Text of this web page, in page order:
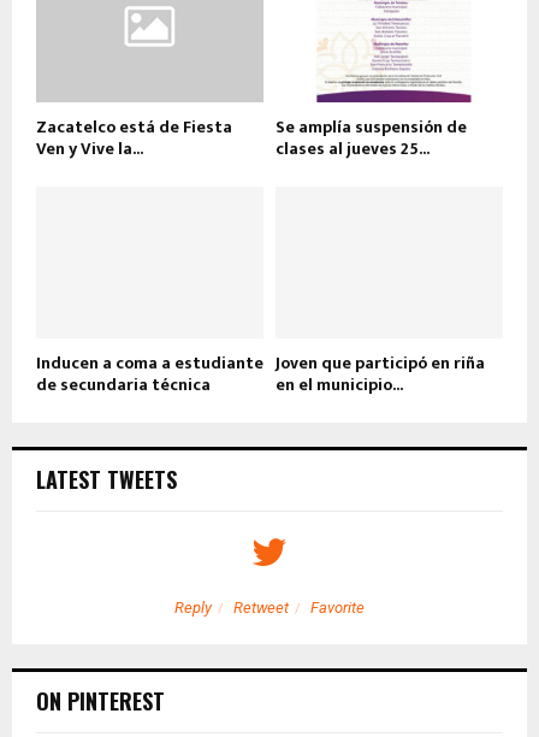
Zacatelco está de Fiesta
Ven y Vive la...
Se amplía suspensión de
clases al jueves 25...
Inducen a coma a estudiante
de secundaria técnica
Joven que participó en riña
en el municipio...
LATEST TWEETS
Reply Retweet Favorite
ON PINTEREST